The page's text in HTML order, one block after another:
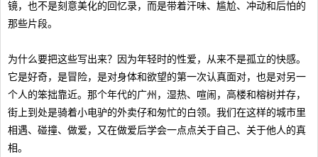
镜，也不是刻意美化的回忆录，而是带着汗味、尴尬、冲动和后怕的
那些片段。
为什么要把这些写出来？因为年轻时的性爱，从来不是孤立的快感。
它是好奇，是冒险，是对身体和欲望的第一次认真面对，也是对另一
个人的笨拙靠近。那个年代的广州，湿热、喧闹，高楼和榕树并存，
街上到处是骑着小电驴的外卖仔和匆忙的白领。我们在这样的城市里
相遇、碰撞、做爱，又在做爱后学会一点点关于自己、关于他人的真
相。